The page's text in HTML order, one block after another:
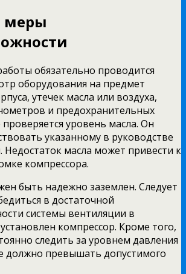
меры
обязательно проводится
оборудования на предмет
утечек масла или воздуха,
и предохранительных
уровень масла. Он
указанному в руководстве
Недостаток масла может привести к
компрессора.
быть надежно заземлен. Следует
в достаточной
системы вентиляции в
компрессор. Кроме того,
следить за уровнем давления
должно превышать допустимого